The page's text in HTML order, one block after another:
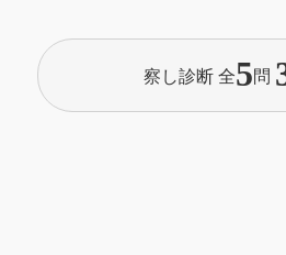
察し診断 全5問